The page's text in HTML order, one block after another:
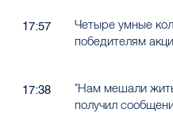
17:57
Четыре умные
победителям
17:38
"Нам мешали
получил